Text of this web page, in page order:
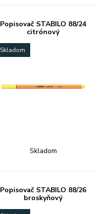
Popisovač STABILO 88/24
citrónový
Skladom
Skladom
Popisovač STABILO 88/26
broskyňový